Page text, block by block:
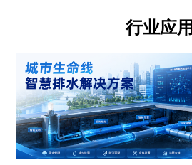
行业应用